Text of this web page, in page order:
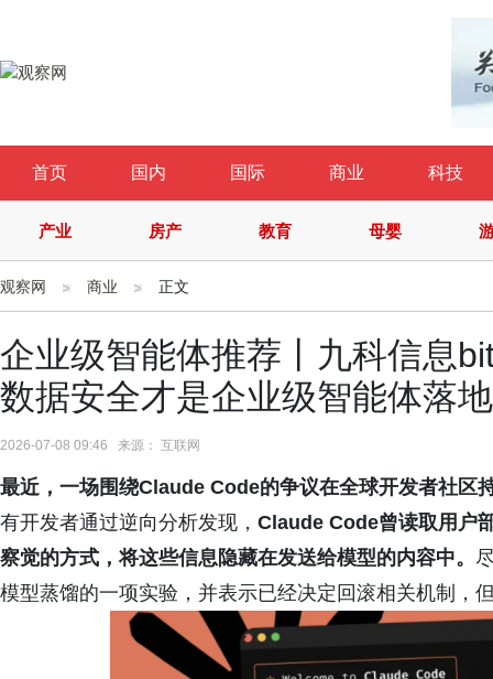
首页 国内 国际 商业 科技
产业 房产 教育 母婴
观察网 商业 正文
企业级智能体推荐丨九科信息
数据安全才是企业级智能体落
2026-07-08 09:46 来源： 互联网
最近，一场围绕Claude Code的争议在全球开发者社区
有开发者通过逆向分析发现， Claude Code曾读取用户
察觉的方式，将这些信息隐藏在发送给模型的内容中。
模型蒸馏的一项实验，并表示已经决定回滚相关机制，